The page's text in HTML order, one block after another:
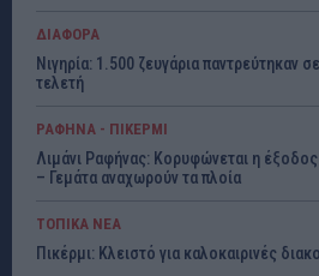
ΔΙΑΦΟΡΑ
Νιγηρία: 1.500 ζευγάρια παντρεύτηκαν
τελετή
ΡΑΦΗΝΑ - ΠΙΚΕΡΜΙ
Λιμάνι Ραφήνας: Κορυφώνεται η
– Γεμάτα αναχωρούν τα πλοία
ΤΟΠΙΚΑ ΝΕΑ
Πικέρμι: Κλειστό για καλοκαιρινές